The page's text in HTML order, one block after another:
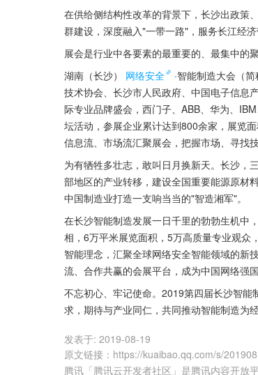
在供给侧结构性改革的背景下，长沙出政策
群建设，深度融入"一带一路"，服务长江经
展会是行业中各要素的最重要的、最集中的
湖南（长沙）
网络安全
·智能制造大会（
技术协会、长沙市人民政府、中国电子信息
际专业品牌盛会，西门子、ABB、华为、
坛活动，参展企业累计达到800余家，展览
信息流、市场流汇聚展会，把握市场、寻找
为有牺牲多壮志，敢叫日月换新天。长沙，
部地区的产业转移，建设全国重要能源原材
中国制造业打造一支响当当的"智造湘军"。
在长沙智能制造发展一日千里的勃勃生机中
相，6万平米展览面积，5万高质量专业观众
智能理念，汇聚全球网络安全智能领域的新
流、合作共赢的会展平台，成为中国网络强
不忘初心、牢记使命。2019第四届长沙智
求，期待与产业同仁，共同推动智能制造为
发表于: 2019-08-19
原文链接 ： https://kuaibao.qq.com/s/
腾讯「腾讯云开发者社区」是腾讯内容开放